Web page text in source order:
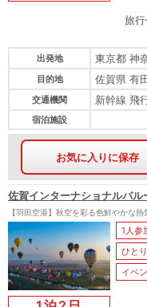
旅
出発地
東京都 神
目的地 佐賀県 有
交通機関 新幹線 飛
宿泊施設
お気に入りに保存
佐賀インターナショナルバ
【羽田空港】秋空を彩る色鮮やかな
1人参
ひと
イベ